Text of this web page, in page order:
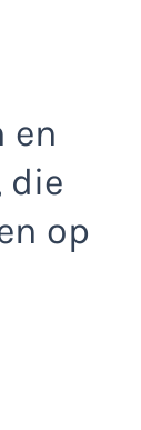
en
die
op